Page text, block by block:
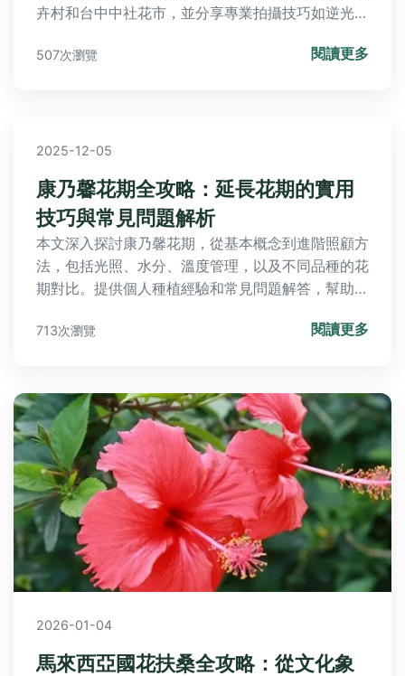
卉村和台中中社花市，並分享專業拍攝技巧如逆光拍
劃建議及私房秘境，助您避開人潮、捕捉浪漫花景。
507次瀏覽 閱讀更多
2025-12-05
康乃馨花期全攻略：延長花期的實用
技巧與常見問題解析
本文深入探討康乃馨花期，從基本概念到進階照顧方
法，包括光照、水分、溫度管理，以及不同品種的花
期對比。提供個人種植經驗和常見問題解答，幫助您
失敗案例分享，以及如何避免常見錯誤，讓您的園藝
713次瀏覽 閱讀更多
2026-01-04
馬來西亞國花扶桑全攻略：從文化象